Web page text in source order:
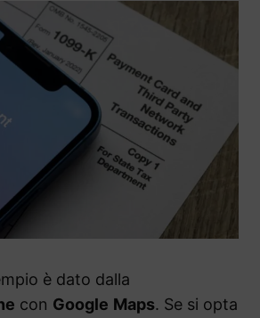
è dato dalla
con Google Maps. Se si opta